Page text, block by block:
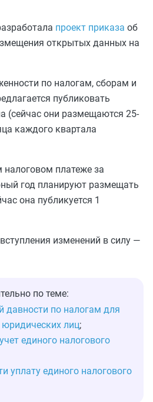
проект приказа об
открытых данных на
по налогам, сборам и
публиковать
(сейчас они размещаются 25-
каждого квартала
платеже за
год планируют размещать
она публикуется 1
изменений в силу —
по теме:
давности по налогам для
лиц;
единого налогового
уплату единого налогового